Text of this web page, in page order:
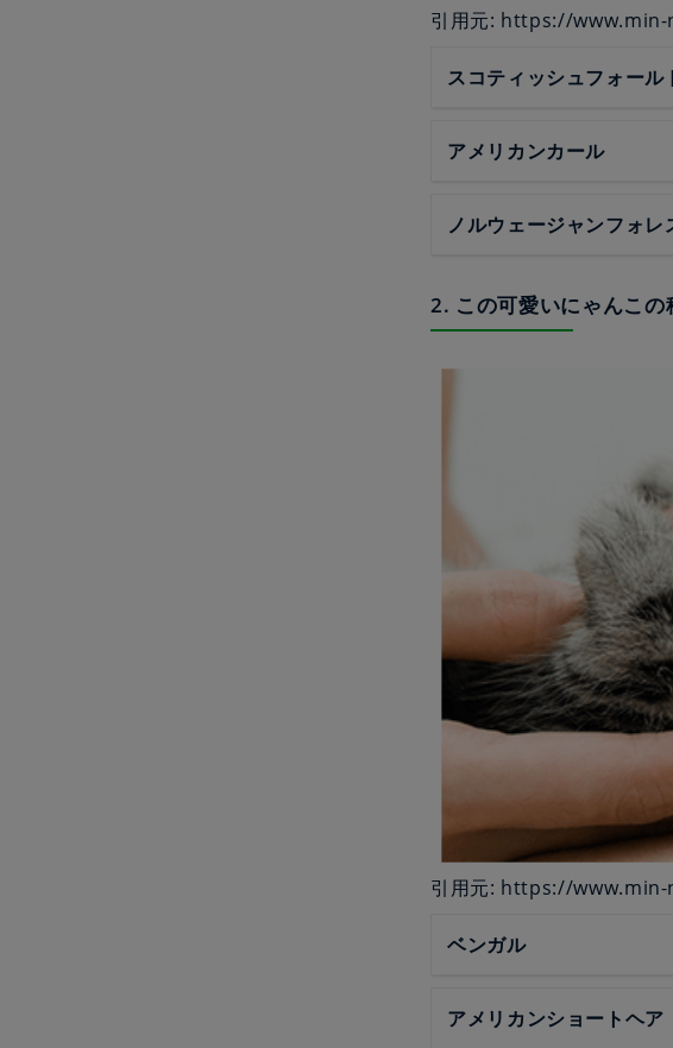
引用元: https://
スコティッシュフォール
アメリカンカール
ノルウェージャンフォレ
2. この可愛いにゃんこの
引用元: https://
ベンガル
アメリカンショートヘア